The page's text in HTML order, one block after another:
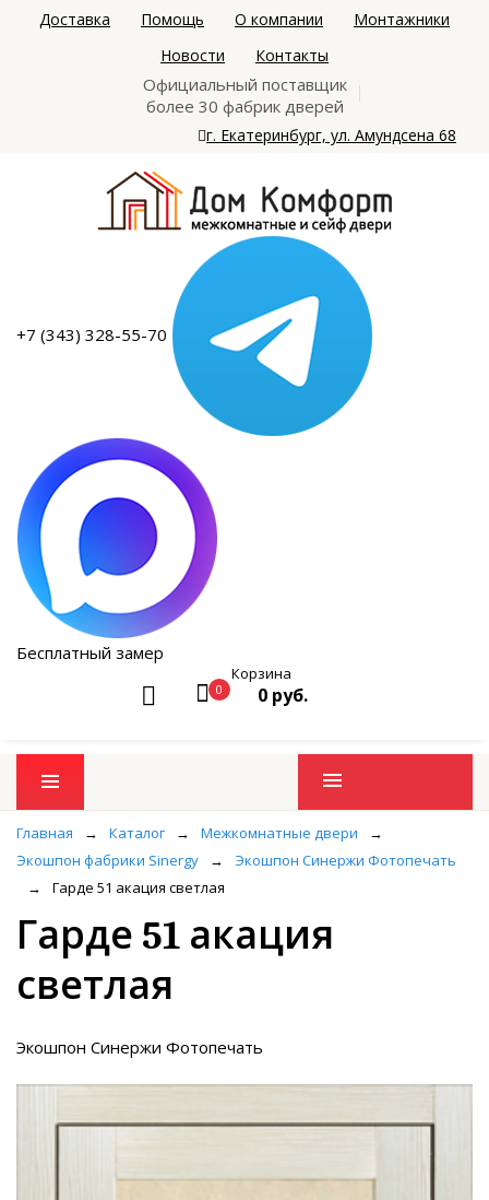
Доставка Помощь О компании
Монтажники
Новости
Контакты
Официальный поставщик
более 30 фабрик дверей
г. Екатеринбург, ул. Амундсена 68
+7 (343) 328-55-70
Бесплатный замер
0
Корзина
0 руб.
Промо товары
Главная → Каталог → Межкомнатные двери
→
Экошпон фабрики Sinergy
→
Экошпон Синержи Фотопечать
→
Гарде 51 акация светлая
Гарде 51 акация
светлая
Экошпон Синержи Фотопечать